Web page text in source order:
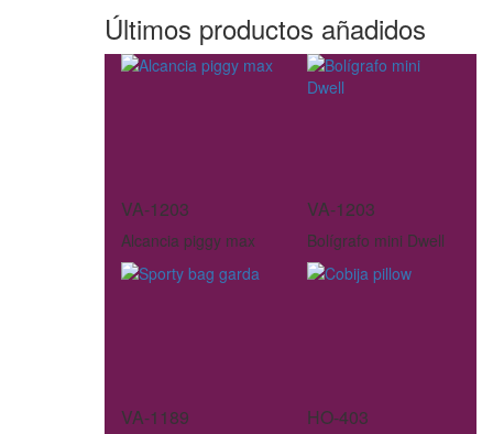
Últimos productos añadidos
VA-1203
Alcancia piggy max
VA-1203
Bolígrafo mini Dwell
VA-1189 HO-403